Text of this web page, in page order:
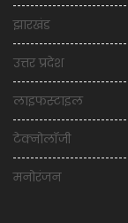
झारखंड
उत्तर प्रदेश
लाइफस्टाइल
टेक्नोलॉजी
मनोरंजन